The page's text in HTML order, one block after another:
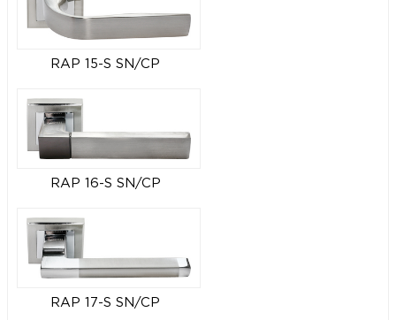
RAP 15-S SN/CP
RAP 16-S SN/CP
RAP 17-S SN/CP